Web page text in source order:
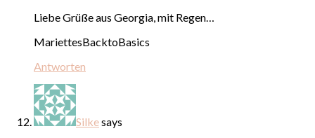
Liebe Grüße aus Georgia, mit Regen…
MariettesBacktoBasics
Antworten
Silkesays